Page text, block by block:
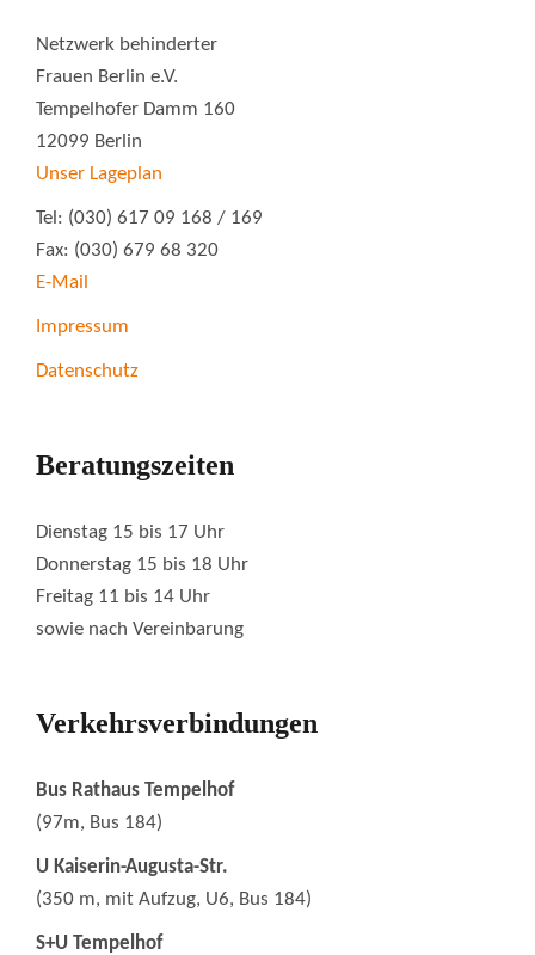
Netzwerk behinderter
Frauen Berlin e.V.
Tempelhofer Damm 160
12099 Berlin
Unser Lageplan
Tel: (030) 617 09 168 / 169
Fax: (030) 679 68 320
E-Mail
Impressum
Datenschutz
Beratungszeiten
Dienstag 15 bis 17 Uhr
Donnerstag 15 bis 18 Uhr
Freitag 11 bis 14 Uhr
sowie nach Vereinbarung
Verkehrsverbindungen
Bus Rathaus Tempelhof
(97m, Bus 184)
U Kaiserin-Augusta-Str.
(350 m, mit Aufzug, U6, Bus 184)
S+U Tempelhof